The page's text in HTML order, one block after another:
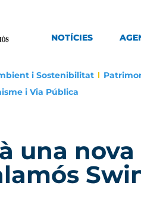
NOTÍCIES
i Sostenibilitat
i Via Pública
una nova